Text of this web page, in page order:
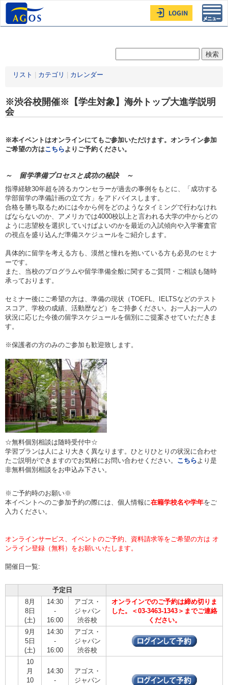
リスト カテゴリ カレンダー
※渋谷校開催※【学生対象】海外トップ大進学説明
会
※本イベントはオンラインにてもご参加いただけます。オンライン参加
ご希望の方はこちらよりご予約ください。
～ 留学準備プロセスと成功の秘訣 ～
指導経験30年超を誇るカウンセラーが過去の事例をもとに、「成功する
学部留学の準備計画の立て方」をアドバイスします。
合格を勝ち取るためには今から何をどのようなタイミングで行わなけれ
ばならないのか、アメリカでは4000校以上と言われる大学の中からどの
ように志望校を選択していけばよいのかを最近の入試傾向や入学審査官
の視点を盛り込んだ準備スケジュールをご紹介します。
具体的に留学を考える方も、漠然と憧れを抱いている方も必見のセミナ
ーです。
また、当校のプログラムや留学準備全般に関するご質問・ご相談も随時
承っております。
セミナー後にご希望の方は、準備の現状（TOEFL、IELTSなどのテスト
スコア、学校の成績、活動歴など）をご持参ください。お一人お一人の
状況に応じた今後の留学スケジュールを個別にご提案させていただきま
す。
※保護者の方のみのご参加も歓迎致します。
☆無料個別相談は随時受付中☆
学習プランは人により大きく異なります。ひとりひとりの状況に合わせ
たご説明ができますのでお気軽にお問い合わせください。 こちら より是
非無料個別相談をお申込み下さい。
※ご予約時のお願い※
本イベントへのご参加予約の際には、個人情報に在籍学校名や学年をご
入力ください。
オンラインサービス、イベントのご予約、資料請求等をご希望の方は オ
ンライン登録（無料）をお願いいたします。
開催日一覧:
予定日
8月
8日
(土)
14:30
-
16:00
アゴス・
ジャパン
渋谷校
オンラインでのご予約は締め切りま
した。＜03-3463-1343＞までご連絡
ください。
9月
5日
(土)
14:30
-
16:00
アゴス・
ジャパン
渋谷校
10
月
10
14:30
-
アゴス・
ジャパン